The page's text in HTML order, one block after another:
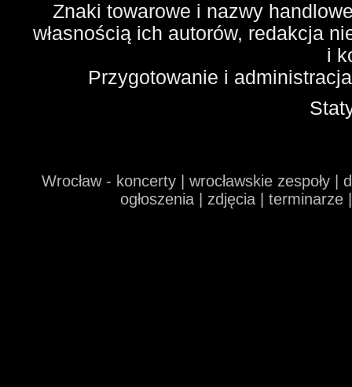
Znaki towarowe i nazwy
własnością ich autorów, redakcja
i
Przygotowanie i
Wrocław - koncerty | wrocławskie zespoły
ogłoszenia | zdjęcia |